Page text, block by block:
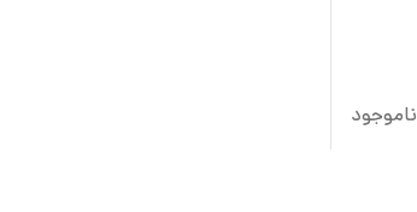
ناموجود